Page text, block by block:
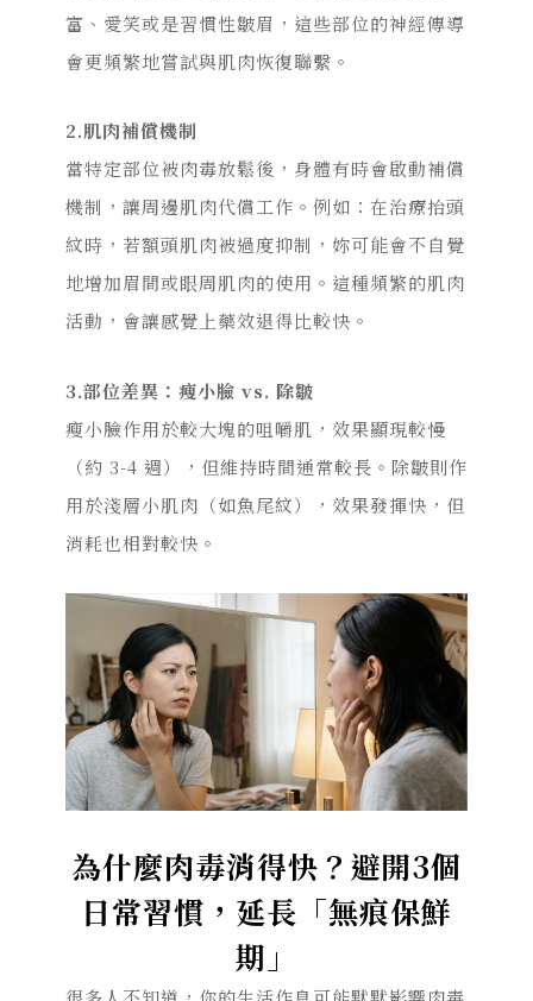
富、愛笑或是習慣性皺眉，這些部位的神經傳導
會更頻繁地嘗試與肌肉恢復聯繫。
2.肌肉補償機制
當特定部位被肉毒放鬆後，身體有時會啟動補償
機制，讓周邊肌肉代償工作。例如：在治療抬頭
紋時，若額頭肌肉被過度抑制，妳可能會不自覺
地增加眉間或眼周肌肉的使用。這種頻繁的肌肉
活動，會讓感覺上藥效退得比較快。
3.部位差異：瘦小臉 vs. 除皺
瘦小臉作用於較大塊的咀嚼肌，效果顯現較慢
（約 3-4 週），但維持時間通常較長。除皺則作
用於淺層小肌肉（如魚尾紋），效果發揮快，但
消耗也相對較快。
為什麼肉毒消得快？避開3個
日常習慣，延長「無痕保鮮
期」